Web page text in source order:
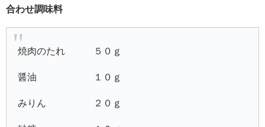
合わせ調味料
焼肉のたれ ５０ｇ
醤油 １０ｇ
みりん ２０ｇ